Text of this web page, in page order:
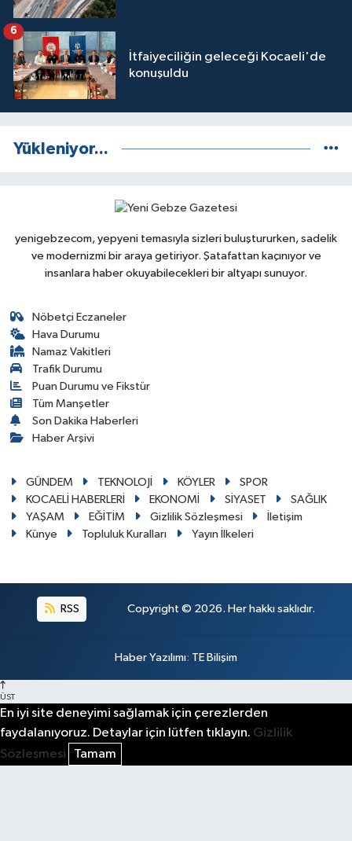
İtfaiyeciliğin geleceği Kocaeli'de
konuşuldu
6
Yükleniyor...
yenigebzecom, yepyeni temasıyla sizleri buluştururken, sadelik
ve modernizmi bir araya getiriyor. Şatafattan kaçınıyor ve
insanlara haber okuyabilecekleri bir altyapı sunuyor.
Nöbetçi Eczaneler
Hava Durumu
Namaz Vakitleri
Trafik Durumu
Puan Durumu ve Fikstür
Tüm Manşetler
Son Dakika Haberleri
Haber Arşivi
GÜNDEM TEKNOLOJİ KÖYLER
SPOR
KOCAELİ HABERLERİ
EKONOMİ SİYASET
SAĞLIK
YAŞAM
EĞİTİM Gizlilik Sözleşmesi
İletişim
Künye
Topluluk Kuralları Yayın İlkeleri
RSS Copyright © 2026. Her hakkı saklıdır.
Haber Yazılımı: TE Bilişim
ÜST
En iyi site deneyimi sağlamak için çerezlerden
faydalanıyoruz. Detaylar için lütfen tıklayın. Gizlilik
Sözleşmesi
Tamam